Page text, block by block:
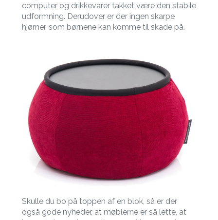
computer og drikkevarer takket være den stabile
udformning. Derudover er der ingen skarpe
hjørner, som børnene kan komme til skade på.
Skulle du bo på toppen af en blok, så er der
også gode nyheder, at møblerne er så lette, at